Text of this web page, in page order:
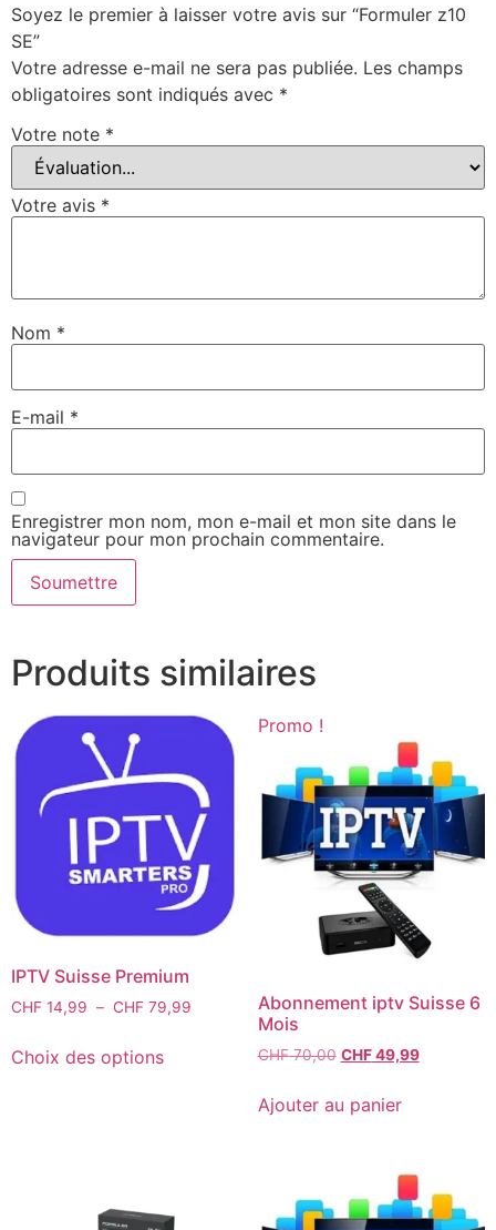
Soyez le premier à laisser votre avis sur “Formuler z10
SE”
Votre adresse e-mail ne sera pas publiée. Les champs
obligatoires sont indiqués avec *
Votre note *
Votre avis *
Nom *
E-mail *
Enregistrer mon nom, mon e-mail et mon site dans le
navigateur pour mon prochain commentaire.
Produits similaires
IPTV Suisse Premium
CHF 14,99 – CHF 79,99
Choix des options
Promo !
Abonnement iptv Suisse 6
Mois
CHF70,00 CHF49,99
Ajouter au panier